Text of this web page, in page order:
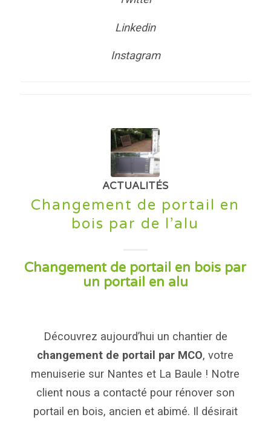
Linkedin
Instagram
ACTUALITÉS
Changement de portail en
bois par de l’alu
Changement de portail en bois par
un portail en alu
Découvrez aujourd’hui un chantier de
changement de portail par MCO, votre
menuiserie sur Nantes et La Baule ! Notre
client nous a contacté pour rénover son
portail en bois, ancien et abimé. Il désirait